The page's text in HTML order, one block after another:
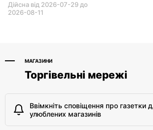
Дійсна від 2026-07-29 до
2026-08-11
МАГАЗИНИ
Торгівельні мережі
Ввімкніть сповіщення про газетки
улюблених магазинів